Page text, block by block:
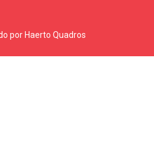
por Haerto Quadros